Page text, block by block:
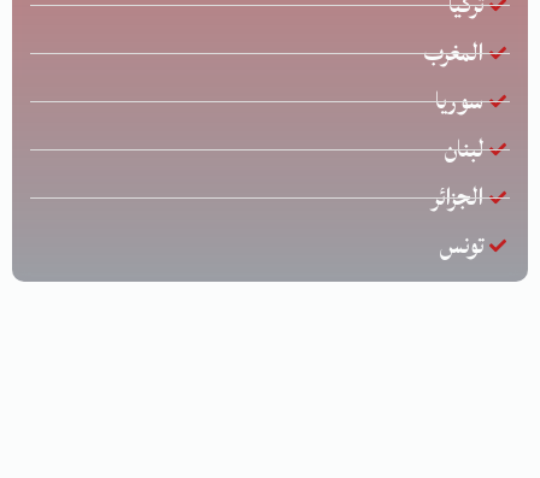
المغرب
سوريا
لبنان
الجزائر
تونس